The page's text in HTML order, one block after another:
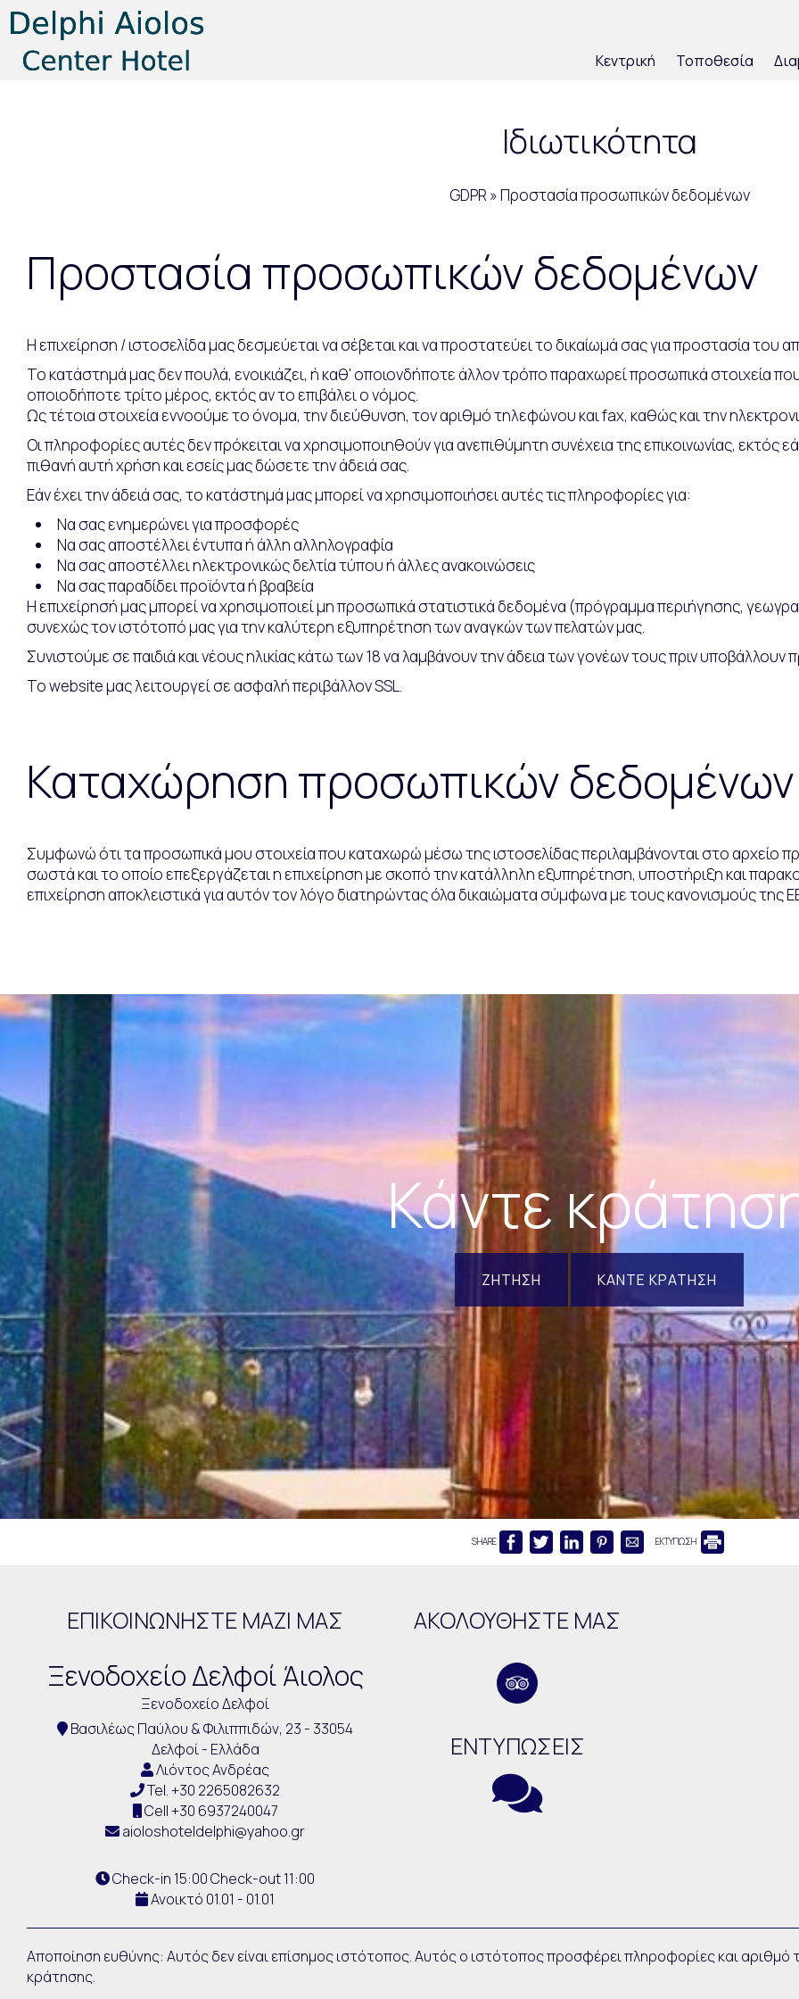
Κεντρική Τοποθεσία
Ιδιωτικότητα
GDPR » Προστασία προσωπικών δεδομένων
Προστασία προσωπικών δεδομένων
Η επιχείρηση / ιστοσελίδα μας δεσμεύεται να σέβεται και να προστατεύει το δικαίωμά σας για προστασία
Το κατάστημά μας δεν πουλά, ενοικιάζει, ή καθ' οποιονδήποτε άλλον τρόπο παραχωρεί προσωπικά στοιχεία
οποιοδήποτε τρίτο μέρος, εκτός αν το επιβάλει ο νόμος.
Ως τέτοια στοιχεία εννοούμε το όνομα, την διεύθυνση, τον αριθμό τηλεφώνου και fax, καθώς και την
Οι πληροφορίες αυτές δεν πρόκειται να χρησιμοποιηθούν για ανεπιθύμητη συνέχεια της επικοινωνίας,
πιθανή αυτή χρήση και εσείς μας δώσετε την άδειά σας.
Εάν έχει την άδειά σας, το κατάστημά μας μπορεί να χρησιμοποιήσει αυτές τις πληροφορίες για:
Να σας ενημερώνει για προσφορές
Να σας αποστέλλει έντυπα ή άλλη αλληλογραφία
Να σας αποστέλλει ηλεκτρονικώς δελτία τύπου ή άλλες ανακοινώσεις
Να σας παραδίδει προϊόντα ή βραβεία
Η επιχείρησή μας μπορεί να χρησιμοποιεί μη προσωπικά στατιστικά δεδομένα (πρόγραμμα περιήγησης,
συνεχώς τον ιστότοπό μας για την καλύτερη εξυπηρέτηση των αναγκών των πελατών μας.
Συνιστούμε σε παιδιά και νέους ηλικίας κάτω των 18 να λαμβάνουν την άδεια των γονέων τους πριν
Το website μας λειτουργεί σε ασφαλή περιβάλλον SSL.
Καταχώρηση προσωπικών δεδομένων
Συμφωνώ ότι τα προσωπικά μου στοιχεία που καταχωρώ μέσω της ιστοσελίδας περιλαμβάνονται στο αρχείο
σωστά και το οποίο επεξεργάζεται η επιχείρηση με σκοπό την κατάλληλη εξυπηρέτηση, υποστήριξη και
επιχείρηση αποκλειστικά για αυτόν τον λόγο διατηρώντας όλα δικαιώματα σύμφωνα με τους κανονισμούς της
Κάντε
ΖΉΤΗΣΗ ΚΆΝΤΕ ΚΡΆΤΗΣΗ
SHARE ΕΚΤΥΠΩΣΗ
ΕΠΙΚΟΙΝΩΝΉΣΤΕ ΜΑΖΊ ΜΑΣ
Ξενοδοχείο Δελφοί Άιολος
Ξενοδοχείο Δελφοί
Βασιλέως Παύλου & Φιλιππιδών, 23 - 33054
Δελφοί - Ελλάδα
Λιόντος Ανδρέας
Tel.+30 2265082632
Cell+30 6937240047
aioloshoteldelphi@yahoo.gr
Check-in 15:00 Check-out 11:00
Ανοικτό 01.01 - 01.01
ΑΚΟΛΟΥΘΉΣΤΕ ΜΑΣ
ΕΝΤΥΠΏΣΕΙΣ
Αποποίηση ευθύνης: Αυτός δεν είναι επίσημος ιστότοπος. Αυτός ο ιστότοπος προσφέρει πληροφορίες και
κράτησης.